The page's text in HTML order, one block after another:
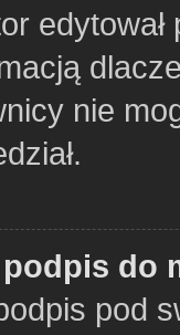
nie
do
pod